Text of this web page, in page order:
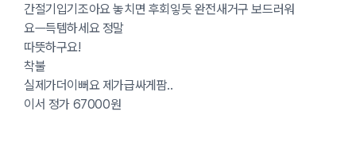
간절기입기조아요 놓치면 후회잏듯 완전새거구 보드러워
요ㅡ득템하세요 정말
따뜻하구요!
착불
실제가더이뻐요 제가급싸게팜..
이서 정가 67000원